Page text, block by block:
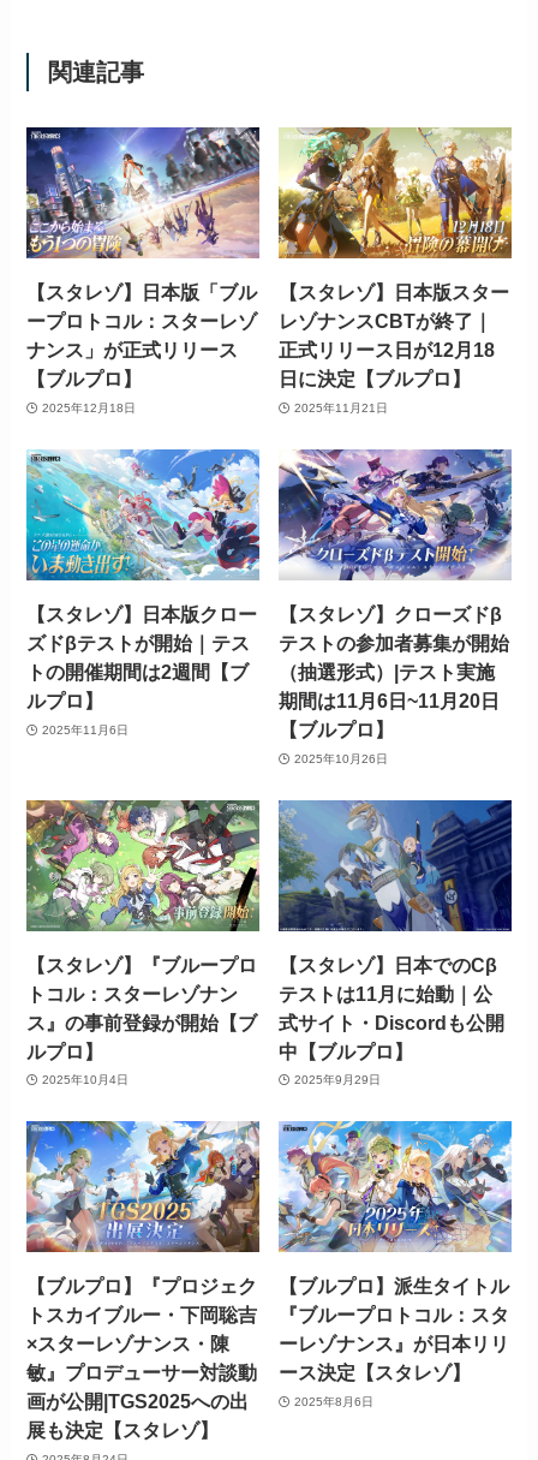
関連記事
【スタレゾ】日本版「ブル
ープロトコル：スターレゾ
ナンス」が正式リリース
【ブルプロ】
2025年12月18日
【スタレゾ】日本版スター
レゾナンスCBTが終了｜
正式リリース日が12月18
日に決定【ブルプロ】
2025年11月21日
【スタレゾ】日本版クロー
ズドβテストが開始｜テス
トの開催期間は2週間【ブ
ルプロ】
2025年11月6日
【スタレゾ】クローズドβ
テストの参加者募集が開始
（抽選形式）|テスト実施
期間は11月6日~11月20日
【ブルプロ】
2025年10月26日
【スタレゾ】『ブループロ
トコル：スターレゾナン
ス』の事前登録が開始【ブ
ルプロ】
2025年10月4日
【スタレゾ】日本でのCβ
テストは11月に始動｜公
式サイト・Discordも公開
中【ブルプロ】
2025年9月29日
【ブルプロ】『プロジェク
トスカイブルー・下岡聡吉
×スターレゾナンス・陳
敏』プロデューサー対談動
画が公開|TGS2025への出
展も決定【スタレゾ】
【ブルプロ】派生タイトル
『ブループロトコル：スタ
ーレゾナンス』が日本リリ
ース決定【スタレゾ】
2025年8月6日